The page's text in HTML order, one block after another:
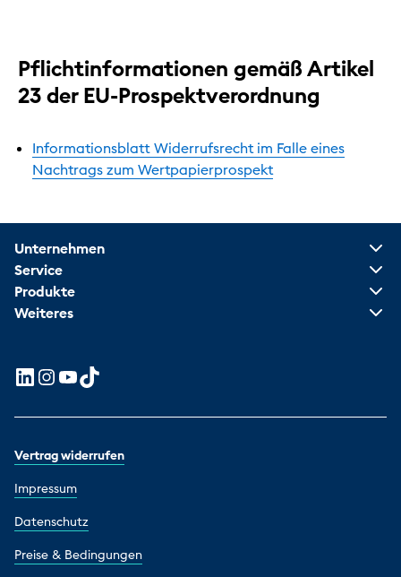
Pflichtinformationen gemäß Artikel
23 der EU-Prospektverordnung
Informationsblatt Widerrufsrecht im Falle eines
Nachtrags zum Wertpapierprospekt
Unternehmen
Service
Produkte
Weiteres
Vertrag widerrufen
Impressum
Datenschutz
Preise & Bedingungen